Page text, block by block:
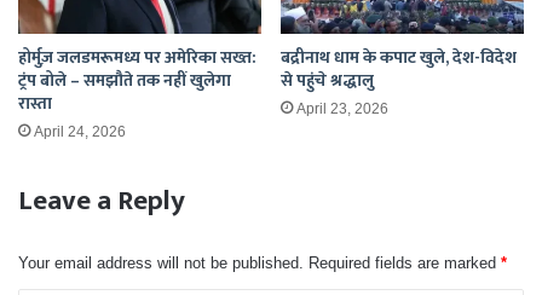
होर्मुज़ जलडमरूमध्य पर अमेरिका सख्त:
ट्रंप बोले – समझौते तक नहीं खुलेगा
रास्ता
April 24, 2026
बद्रीनाथ धाम के कपाट खुले, देश-विदेश
से पहुंचे श्रद्धालु
April 23, 2026
Leave a Reply
Your email address will not be published. Required fields are marked *